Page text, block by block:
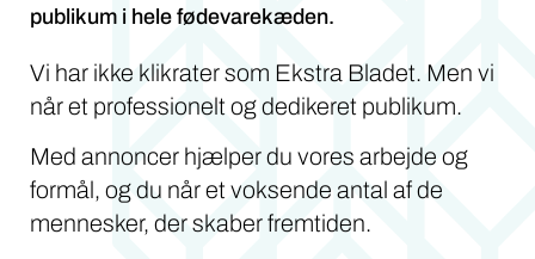
publikum i hele fødevarekæden.
Vi har ikke klikrater som Ekstra Bladet. Men vi
når et professionelt og dedikeret publikum.
Med annoncer hjælper du vores arbejde og
formål, og du når et voksende antal af de
mennesker, der skaber fremtiden.